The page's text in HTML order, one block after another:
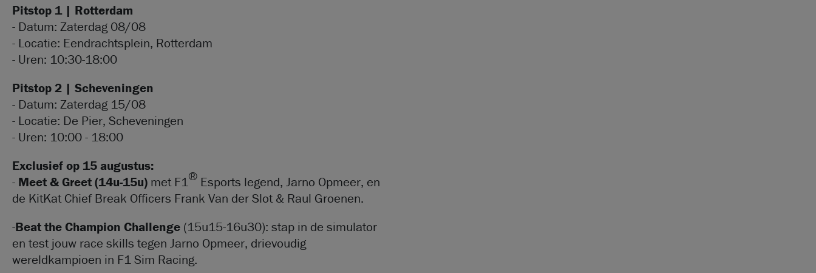
Pitstop 1 | Rotterdam
- Datum: Zaterdag 08/08
- Locatie: Eendrachtsplein, Rotterdam
- Uren: 10:30-18:00
Pitstop 2 | Scheveningen
- Datum: Zaterdag 15/08
- Locatie: De Pier, Scheveningen
- Uren: 10:00 - 18:00
Exclusief op 15 augustus:
- Meet & Greet (14u-15u) met F1® Esports legend, Jarno Opmeer, en
de KitKat Chief Break Officers Frank Van der Slot & Raul Groenen.
-Beat the Champion Challenge (15u15-16u30): stap in de simulator
en test jouw race skills tegen Jarno Opmeer, drievoudig
wereldkampioen in F1 Sim Racing.